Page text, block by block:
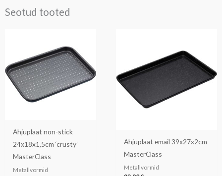
Seotud tooted
Ahjuplaat non-stick
24x18x1,5cm ‘crusty’
MasterClass
Metallvormid
Ahjuplaat email 39x27x2cm
MasterClass
Metallvormid